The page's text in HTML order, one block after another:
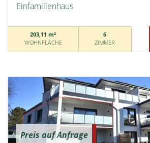
Einfamilienhaus
203,11 m²
WOHNFLÄCHE
6
ZIMMER
Preis auf Anfrage